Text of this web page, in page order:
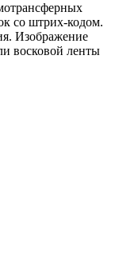
со штрих-кодом.
Изображение
восковой ленты